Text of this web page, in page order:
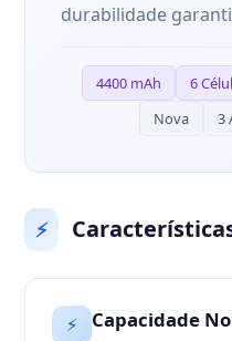
durabilidade
4400 mAh 6
Nova
3
⚡
⚡ Capacidade